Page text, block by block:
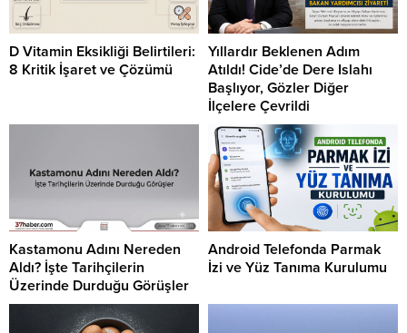
D Vitamin Eksikliği Belirtileri:
8 Kritik İşaret ve Çözümü
Yıllardır Beklenen Adım
Atıldı! Cide’de Dere Islahı
Başlıyor, Gözler Diğer
İlçelere Çevrildi
Kastamonu Adını Nereden
Aldı? İşte Tarihçilerin
Üzerinde Durduğu Görüşler
Android Telefonda Parmak
İzi ve Yüz Tanıma Kurulumu